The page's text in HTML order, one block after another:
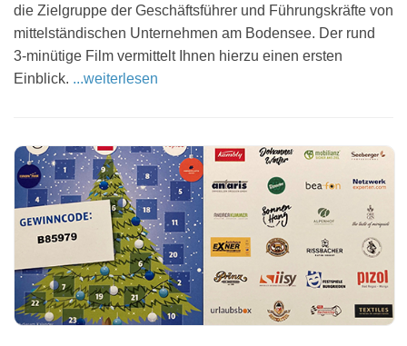
die Zielgruppe der Geschäftsführer und Führungskräfte von
mittelständischen Unternehmen am Bodensee. Der rund
3‑minütige Film vermittelt Ihnen hierzu einen ersten
Einblick. ...weiterlesen